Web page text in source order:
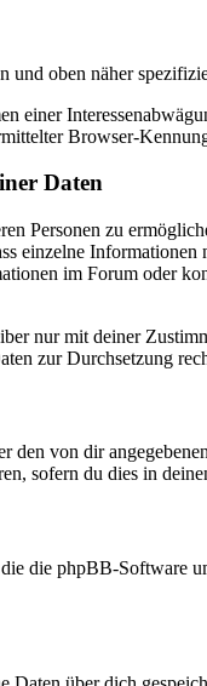
und oben näher
einer
Browser-
Daten
Personen zu
einzelne
im Forum oder
nur mit deiner
zur Durchsetzung
den von dir
sofern du dies in
die phpBB-Software